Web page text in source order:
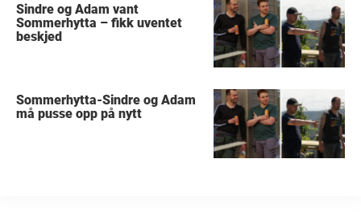
Sindre og Adam vant
Sommerhytta – fikk uventet
beskjed
Sommerhytta-Sindre og Adam
må pusse opp på nytt